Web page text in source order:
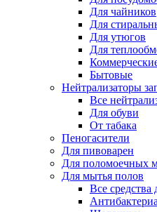
Для чайников
Для
Для утюгов
Для
Бытовые
Нейтрализаторы
Все
Для обуви
От табака
Пеногасители
Для пивоварен
Для поломоечных
Для мытья полов
Все средства